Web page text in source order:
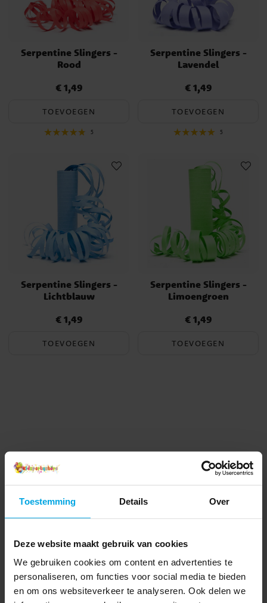
Toestemming Details Over
Deze website maakt gebruik van cookies
We gebruiken cookies om content en advertenties te
personaliseren, om functies voor social media te bieden
en om ons websiteverkeer te analyseren. Ook delen we
Serpentine Slingers -
Rood
Prijs :€ 1,49
€ 1,49
TOEVOEGEN
5
Serpentine Slingers -
Lavendel
Prijs :€ 1,49
€ 1,49
TOEVOEGEN
5
Serpentine Slingers -
Lichtblauw
Prijs :€ 1,49
€ 1,49
TOEVOEGEN
Serpentine Slingers -
Limoengroen
Prijs :€ 1,49
€ 1,49
TOEVOEGEN